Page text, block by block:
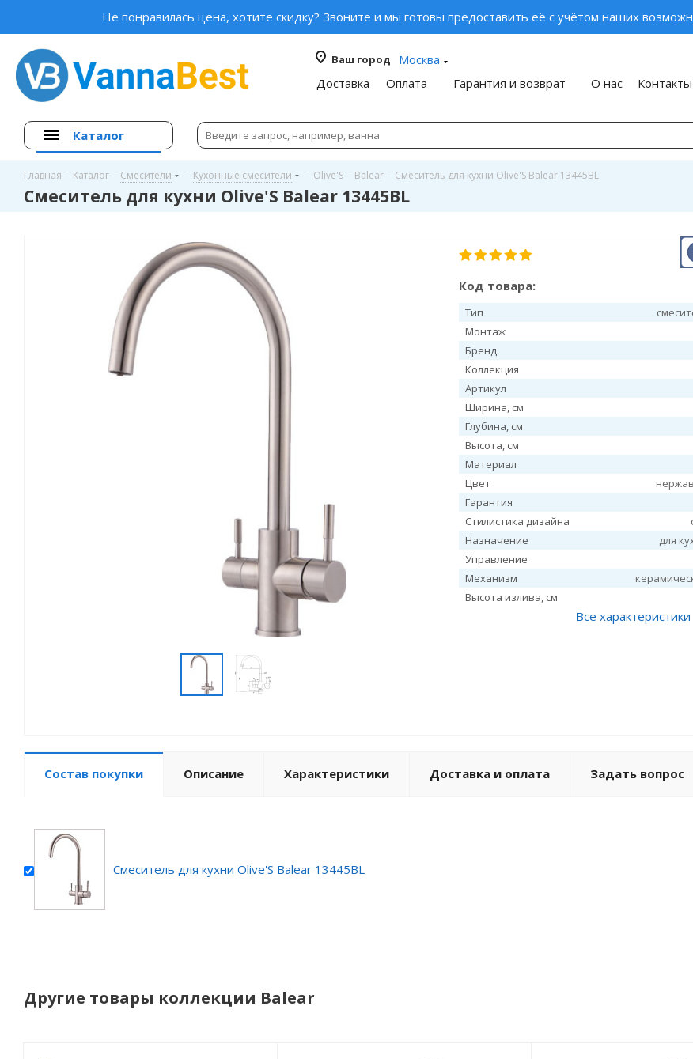
Не понравилась цена, хотите скидку? Звоните и мы готовы предоставить её с учётом наших
Ваш город
Москва
Доставка
Оплата Гарантия и возврат О нас Контакты
Каталог
Главная - Каталог - Смесители - Кухонные смесители - Olive'S - Balear - Смеситель для кухни Olive'S Balear 13445BL
Смеситель для кухни Olive'S Balear 13445BL
Код товара:
Тип
Монтаж
Бренд
Коллекция
Артикул
Ширина, см
Глубина, см
Высота, см
Материал
Цвет
Гарантия
Стилистика дизайна
Назначение
для
Управление
Механизм
Высота излива, см
Все характеристики
Состав покупки Описание Характеристики Доставка и оплата Задать вопрос
Смеситель для кухни Olive'S Balear 13445BL
Другие товары коллекции Balear